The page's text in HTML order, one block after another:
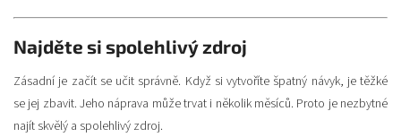
Najděte si spolehlivý zdroj
Zásadní je začít se učit správně. Když si vytvoříte špatný návyk, je těžké
se jej zbavit. Jeho náprava může trvat i několik měsíců. Proto je nezbytné
najít skvělý a spolehlivý zdroj.